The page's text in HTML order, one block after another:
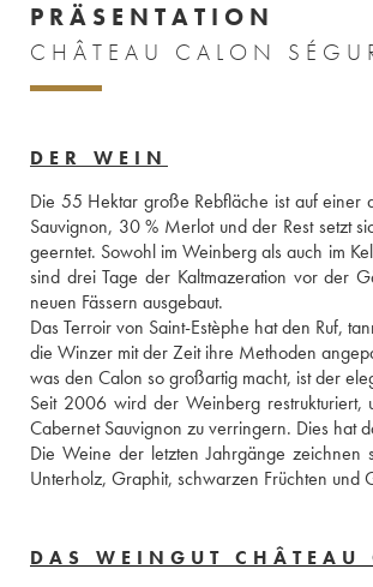
PRÄSENTATION
DER WEIN
Die 55 Hektar große Rebfläche ist auf einer
Sauvignon, 30 % Merlot und der Rest setzt
geerntet. Sowohl im Weinberg als auch im
sind drei Tage der Kaltmazeration vor der
neuen Fässern ausgebaut.
Das Terroir von Saint-Estèphe hat den Ruf,
die Winzer mit der Zeit ihre Methoden
was den Calon so großartig macht, ist der
Seit 2006 wird der Weinberg
Cabernet Sauvignon zu verringern. Dies hat
Die Weine der letzten Jahrgänge
Unterholz, Graphit, schwarzen Früchten und
DAS WEINGUT CHÂTEAU